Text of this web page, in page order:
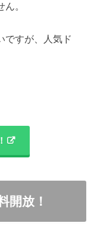
。
ですが、人気ド
開放！